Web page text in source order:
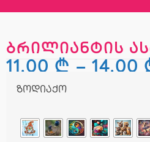
ბრილიანტის
11,00 ₾ – 14,00
ზოდიაქო